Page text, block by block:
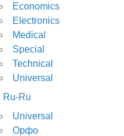
Economics
Electronics
Medical
Special
Technical
Universal
Ru-Ru
Universal
Орфо